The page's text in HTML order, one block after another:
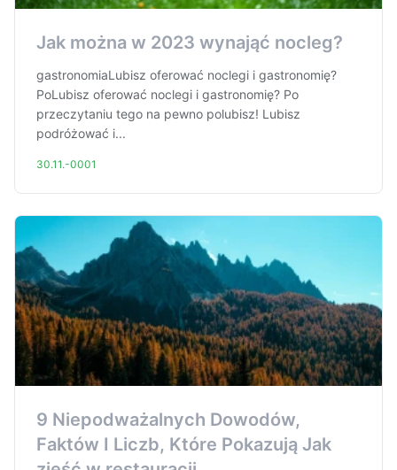
Jak można w 2023 wynająć nocleg?
gastronomiaLubisz oferować noclegi i gastronomię?
PoLubisz oferować noclegi i gastronomię? Po
przeczytaniu tego na pewno polubisz! Lubisz
podróżować i...
30.11.-0001
9 Niepodważalnych Dowodów,
Faktów I Liczb, Które Pokazują Jak